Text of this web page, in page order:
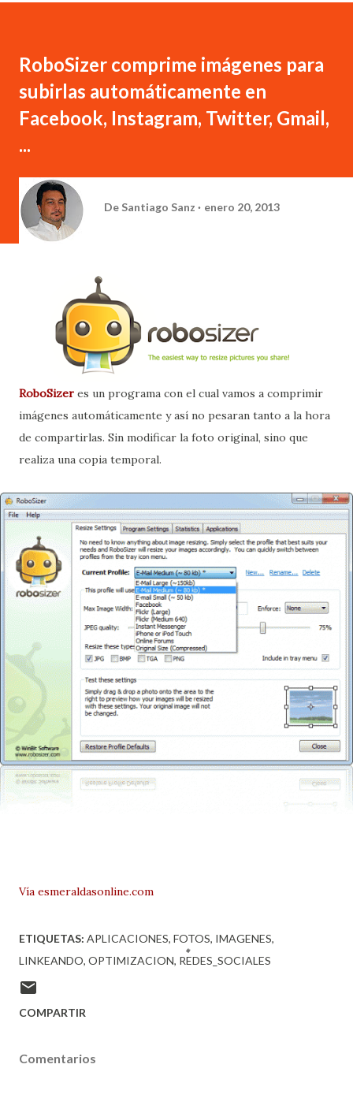
RoboSizer comprime imágenes para
subirlas automáticamente en
Facebook, Instagram, Twitter, Gmail,
...
De Santiago Sanz enero 20, 2013
RoboSizer es un programa con el cual vamos a comprimir
imágenes automáticamente y así no pesaran tanto a la hora
de compartirlas. Sin modificar la foto original, sino que
realiza una copia temporal.
Vía esmeraldasonline.com
ETIQUETAS: APLICACIONES FOTOS IMAGENES
LINKEANDO OPTIMIZACION REDES_SOCIALES
COMPARTIR
Comentarios